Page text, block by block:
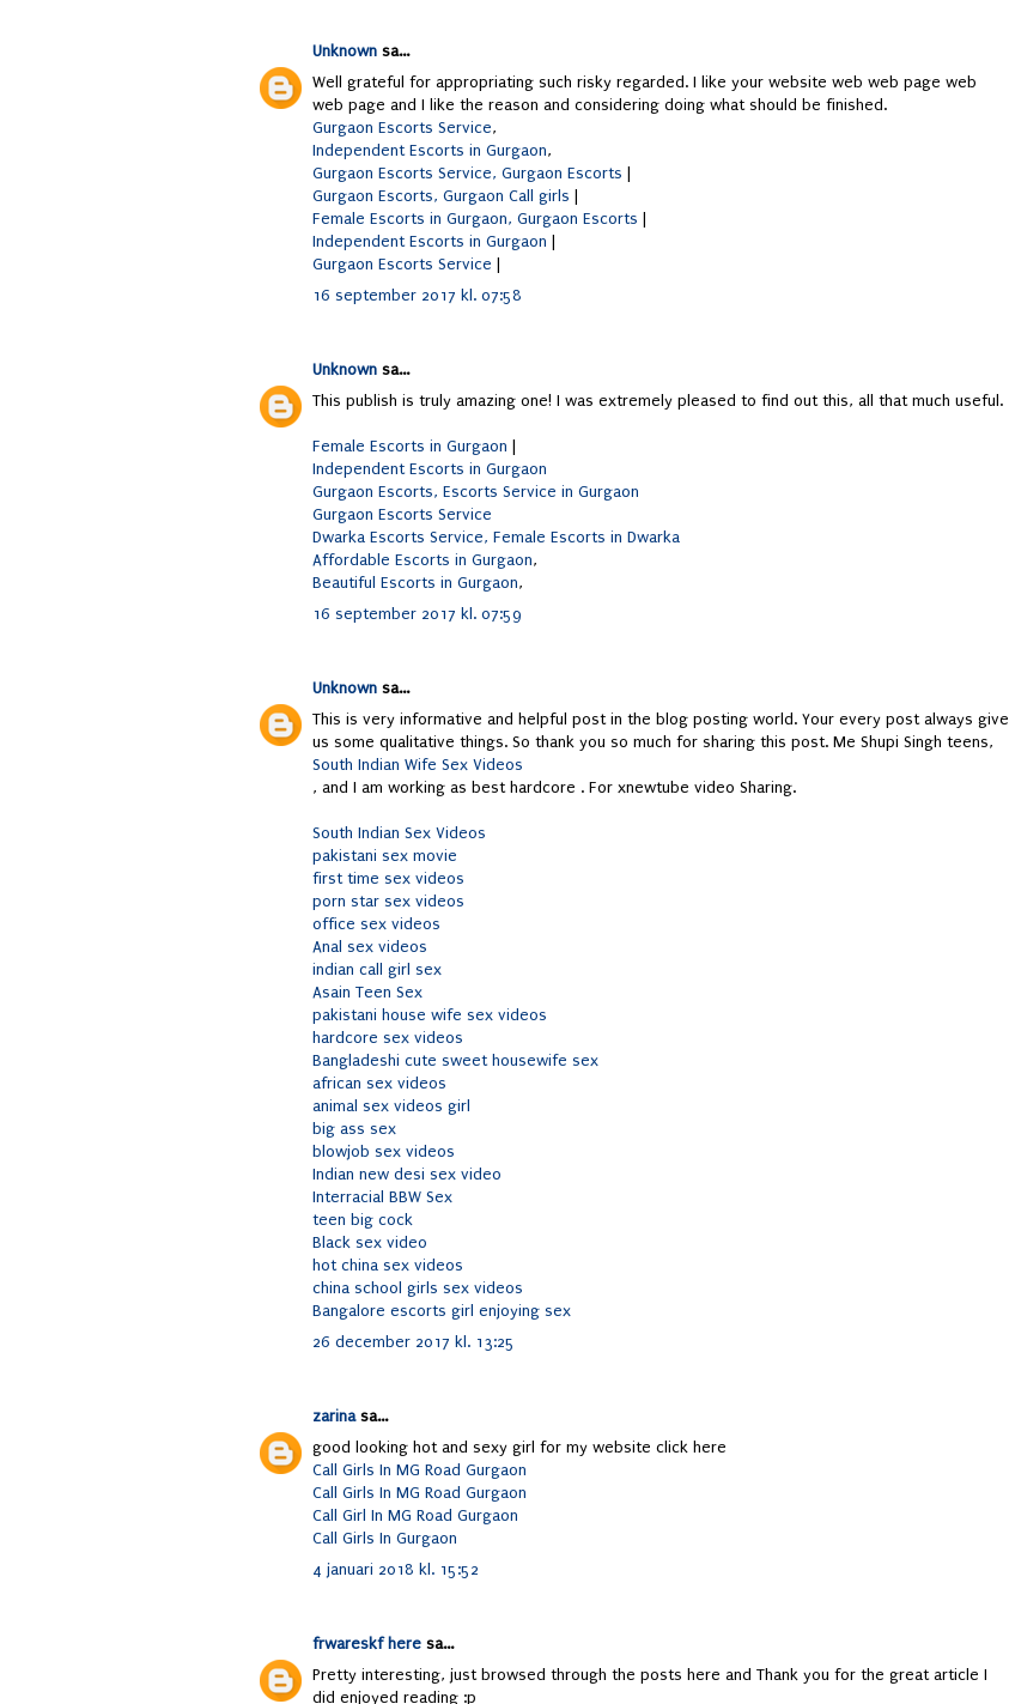
Unknown sa...
Well grateful for appropriating such risky regarded. I like your website web web page web
web page and I like the reason and considering doing what should be finished.
Gurgaon Escorts Service,
Independent Escorts in Gurgaon,
Gurgaon Escorts Service, Gurgaon Escorts
Gurgaon Escorts, Gurgaon Call girls
Female Escorts in Gurgaon, Gurgaon Escorts
Independent Escorts in Gurgaon
Gurgaon Escorts Service
16 september 2017 kl. 07:58
Unknown sa...
This publish is truly amazing one! I was extremely pleased to find out this, all that much useful.
Female Escorts in Gurgaon
Independent Escorts in Gurgaon
Gurgaon Escorts, Escorts Service in Gurgaon
Gurgaon Escorts Service
Dwarka Escorts Service, Female Escorts in Dwarka
Affordable Escorts in Gurgaon,
Beautiful Escorts in Gurgaon,
16 september 2017 kl. 07:59
Unknown sa...
This is very informative and helpful post in the blog posting world. Your every post always give
us some qualitative things. So thank you so much for sharing this post. Me Shupi Singh teens,
South Indian Wife Sex Videos
, and I am working as best hardcore . For xnewtube video Sharing.
South Indian Sex Videos
pakistani sex movie
first time sex videos
porn star sex videos
office sex videos
Anal sex videos
indian call girl sex
Asain Teen Sex
pakistani house wife sex videos
hardcore sex videos
Bangladeshi cute sweet housewife sex
african sex videos
animal sex videos girl
big ass sex
blowjob sex videos
Indian new desi sex video
Interracial BBW Sex
teen big cock
Black sex video
hot china sex videos
china school girls sex videos
Bangalore escorts girl enjoying sex
26 december 2017 kl. 13:25
zarinasa...
good looking hot and sexy girl for my website click here
Call Girls In MG Road Gurgaon
Call Girls In MG Road Gurgaon
Call Girl In MG Road Gurgaon
Call Girls In Gurgaon
4 januari 2018 kl. 15:52
frwareskf here sa...
Pretty interesting, just browsed through the posts here and Thank you for the great article I
did enjoyed reading :p